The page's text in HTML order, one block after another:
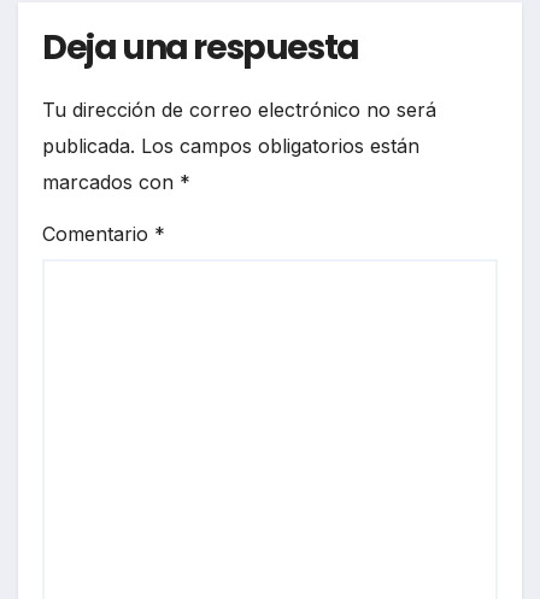
Deja una respuesta
Tu dirección de correo electrónico no será
publicada. Los campos obligatorios están
marcados con *
Comentario *